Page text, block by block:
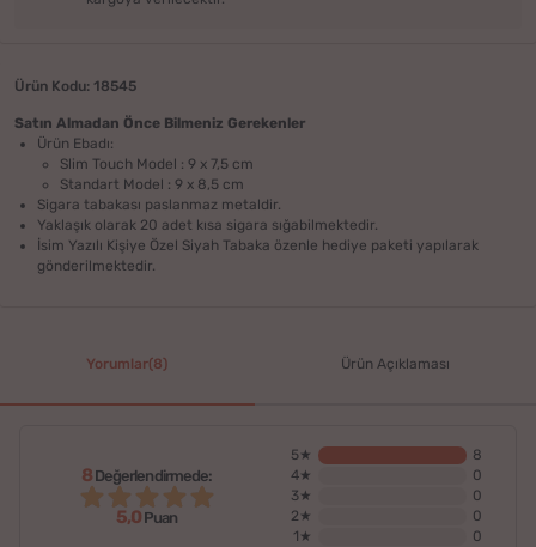
Ürün Kodu: 18545
Satın Almadan Önce Bilmeniz Gerekenler
Ürün Ebadı:
Slim Touch Model : 9 x 7,5 cm
Standart Model : 9 x 8,5 cm
Sigara tabakası paslanmaz metaldir.
Yaklaşık olarak 20 adet kısa sigara sığabilmektedir.
İsim Yazılı Kişiye Özel Siyah Tabaka özenle hediye paketi yapılarak
gönderilmektedir.
Yorumlar(8) Ürün Açıklaması
8Değerlendirmede:
5,0Puan
5★
8
4★
0
3★
0
2★
0
1★
0